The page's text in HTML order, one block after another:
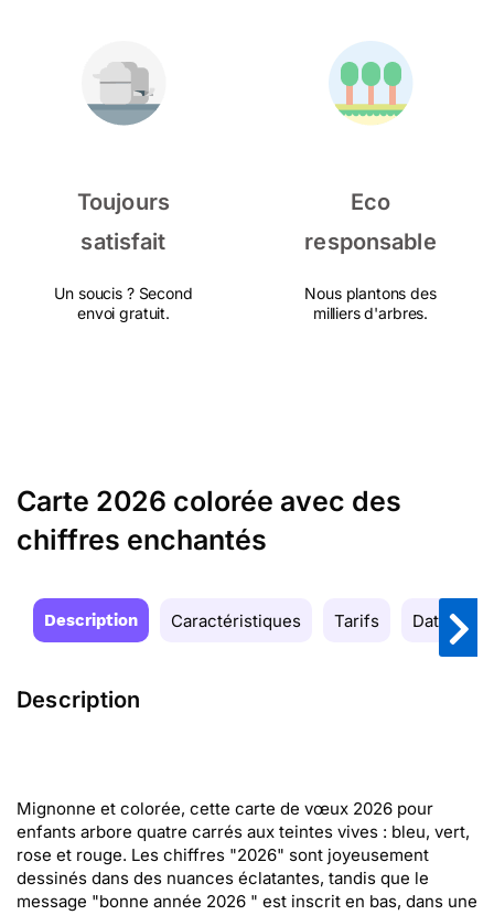
Toujours
satisfait
Un soucis ? Second
envoi gratuit.
Eco
responsable
Nous plantons des
milliers d'arbres.
Carte 2026 colorée avec des
chiffres enchantés
Description Caractéristiques Tarifs Date de
Description
Mignonne et colorée, cette carte de vœux 2026 pour
enfants arbore quatre carrés aux teintes vives : bleu, vert,
rose et rouge. Les chiffres "2026" sont joyeusement
dessinés dans des nuances éclatantes, tandis que le
message "bonne année 2026 " est inscrit en bas, dans une